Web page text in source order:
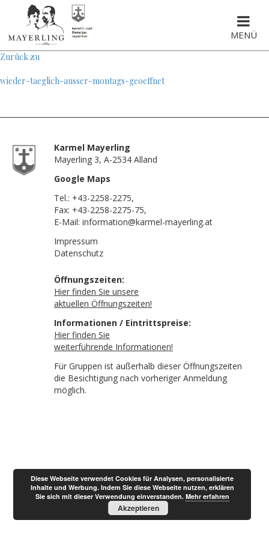
MENÜ
Zurück zu
wieder-taeglich-ausser-montags-geoeffnet
Karmel Mayerling
Mayerling 3, A-2534 Alland
Google Maps
Tel.: +43-2258-2275,
Fax: +43-2258-2275-75,
E-Mail: information@karmel-mayerling.at
Impressum
Datenschutz
Öffnungszeiten:
Hier finden Sie unsere
aktuellen Öffnungszeiten!
Informationen / Eintrittspreise:
Hier finden Sie
weiterführende Informationen!
Für Gruppen ist außerhalb dieser Öffnungszeiten
die Besichtigung nach vorheriger Anmeldung
möglich.
Diese Webseite verwendet Cookies für Analysen, personalisierte
Inhalte und Werbung. Indem Sie diese Webseite nutzen, erklären
Sie sich mit dieser Verwendung einverstanden. Mehr erfahren
Akzeptieren